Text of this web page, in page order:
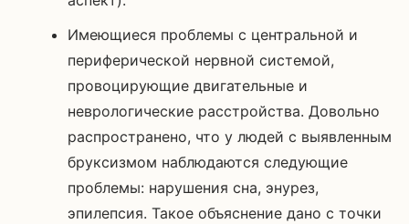
Имеющиеся проблемы с центральной и
периферической нервной системой,
провоцирующие двигательные и
неврологические расстройства. Довольно
распространено, что у людей с выявленным
бруксизмом наблюдаются следующие
проблемы: нарушения сна, энурез,
эпилепсия. Такое объяснение дано с точки